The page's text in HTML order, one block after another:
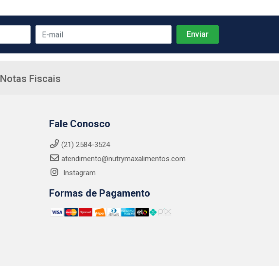
Notas Fiscais
Fale Conosco
(21) 2584-3524
atendimento@nutrymaxalimentos.com
Instagram
Formas de Pagamento